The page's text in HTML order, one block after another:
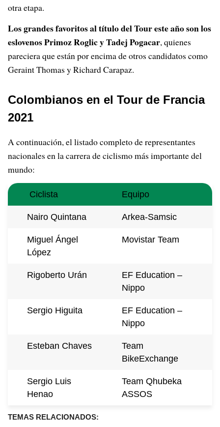
otra etapa.
Los grandes favoritos al título del Tour este año son los
eslovenos Primoz Roglic y Tadej Pogacar, quienes
pareciera que están por encima de otros candidatos como
Geraint Thomas y Richard Carapaz.
Colombianos en el Tour de Francia
2021
A continuación, el listado completo de representantes
nacionales en la carrera de ciclismo más importante del
mundo:
Ciclista Equipo
Nairo Quintana Arkea-Samsic
Miguel Ángel
López
Movistar Team
Rigoberto Urán
EF Education –
Nippo
Sergio Higuita
EF Education –
Nippo
Esteban Chaves
Team
BikeExchange
Sergio Luis
Henao
Team Qhubeka
ASSOS
TEMAS RELACIONADOS: